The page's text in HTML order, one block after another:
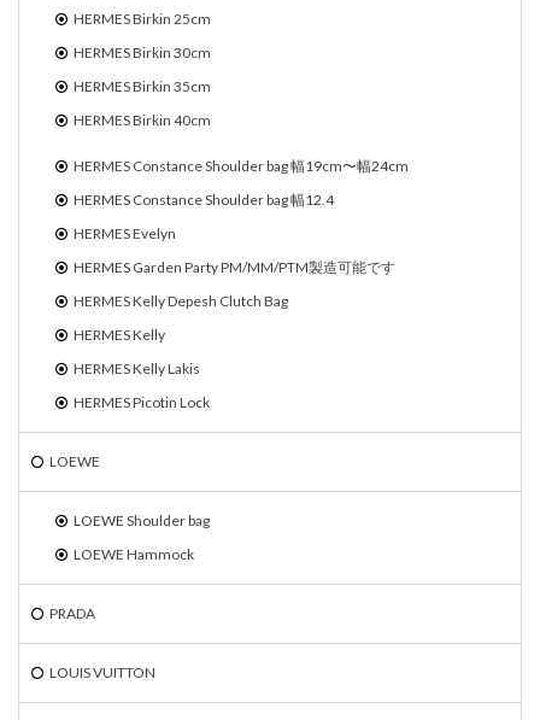
HERMES Birkin 25cm
HERMES Birkin 30cm
HERMES Birkin 35cm
HERMES Birkin 40cm
HERMES Constance Shoulder bag 幅19cm〜幅24cm
HERMES Constance Shoulder bag 幅12.4
HERMES Evelyn
HERMES Garden Party PM/MM/PTM製造可能です
HERMES Kelly Depesh Clutch Bag
HERMES Kelly
HERMES Kelly Lakis
HERMES Picotin Lock
LOEWE
LOEWE Shoulder bag
LOEWE Hammock
PRADA
LOUIS VUITTON